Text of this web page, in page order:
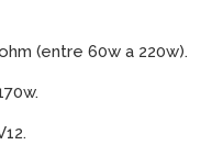
(entre 60w a 220w).